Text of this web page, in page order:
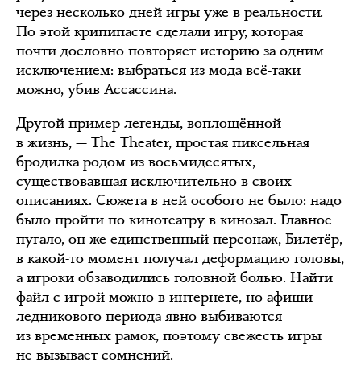
через несколько дней игры уже в реальности.
По этой крипипасте сделали игру, которая
почти дословно повторяет историю за одним
исключением: выбраться из мода всё-таки
можно, убив Ассассина.
Другой пример легенды, воплощённой
в жизнь, — The Theater, простая пиксельная
бродилка родом из восьмидесятых,
существовавшая исключительно в своих
описаниях. Сюжета в ней особого не было: надо
было пройти по кинотеатру в кинозал. Главное
пугало, он же единственный персонаж, Билетёр,
в какой-то момент получал деформацию головы,
а игроки обзаводились головной болью. Найти
файл с игрой можно в интернете, но афиши
ледникового периода явно выбиваются
из временных рамок, поэтому свежесть игры
не вызывает сомнений.